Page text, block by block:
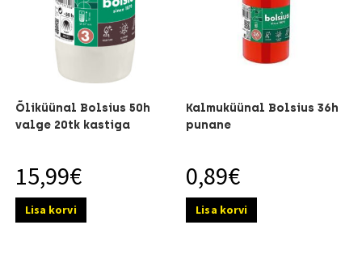
Õliküünal Bolsius 50h
valge 20tk kastiga
15,99€
Lisa korvi
Kalmuküünal Bolsius 36h
punane
0,89€
Lisa korvi